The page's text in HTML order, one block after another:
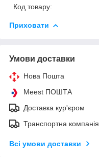
Код товару:
Приховати
Умови доставки
Нова Пошта
Meest ПОШТА
Доставка кур'єром
Транспортна компанія
Всі умови доставки